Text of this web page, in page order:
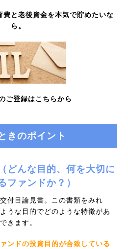
費と老後資金を本気で貯めたいな
ら。
ご登録はこちらから
きのポイント
どんな目的、何を大切に
ファンドか？）
付目論見書。この書類をみれ
うな目的でどのような特徴があ
きます。
ンドの投資目的が合致している